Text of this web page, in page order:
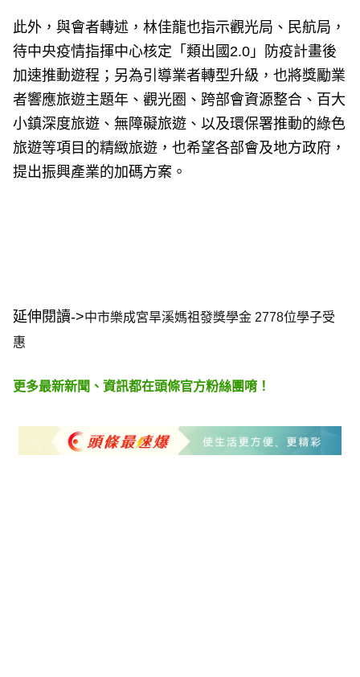
此外，與會者轉述，林佳龍也指示觀光局、民航局，
待中央疫情指揮中心核定「類出國2.0」防疫計畫後
加速推動遊程；另為引導業者轉型升級，也將獎勵業
者響應旅遊主題年、觀光圈、跨部會資源整合、百大
小鎮深度旅遊、無障礙旅遊、以及環保署推動的綠色
旅遊等項目的精緻旅遊，也希望各部會及地方政府，
提出振興產業的加碼方案。
延伸閱讀->中市樂成宮旱溪媽祖發獎學金 2778位學子受
惠
更多最新新聞、資訊都在頭條官方粉絲團唷！